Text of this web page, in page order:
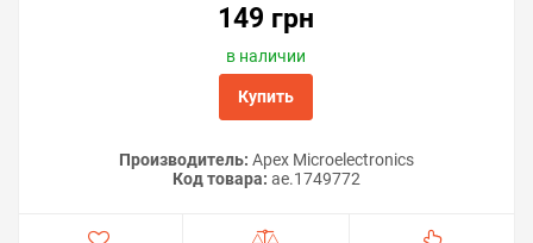
149 грн
в наличии
Купить
Производитель: Apex Microelectronics
Код товара: ae.1749772